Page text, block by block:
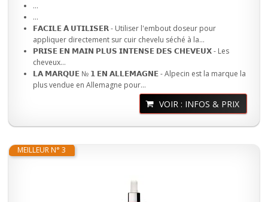
...
...
𝗙𝗔𝗖𝗜𝗟𝗘 𝗔̀ 𝗨𝗧𝗜𝗟𝗜𝗦𝗘𝗥 - Utiliser l'embout doseur pour
appliquer directement sur cuir chevelu séché à la...
𝗣𝗥𝗜𝗦𝗘 𝗘𝗡 𝗠𝗔𝗜𝗡 𝗣𝗟𝗨𝗦 𝗜𝗡𝗧𝗘𝗡𝗦𝗘 𝗗𝗘𝗦 𝗖𝗛𝗘𝗩𝗘𝗨𝗫 - Les
cheveux...
𝗟𝗔 𝗠𝗔𝗥𝗤𝗨𝗘 № 𝟭 𝗘𝗡 𝗔𝗟𝗟𝗘𝗠𝗔𝗚𝗡𝗘 - Alpecin est la marque la
plus vendue en Allemagne pour...
VOIR : INFOS & PRIX
MEILLEUR N° 3